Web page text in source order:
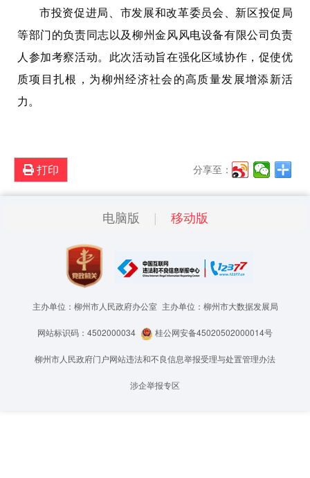
市投资促进局、市发展和改革委员会、新区投促局
等部门的负责同志以及柳州金风风电设备有限公司负责
人参加考察活动。此次活动旨在强化区域协作，促使优
质项目扎根，为柳州经济社会的高质量发展增添新活
力。
打印 分享至：
电脑版 移动版
主办单位：柳州市人民政府办公室 主办单位：柳州市大数据发展局
网站标识码：4502000034 桂公网安备45020502000014号
柳州市人民政府门户网站违法和不良信息举报受理与处置管理办法
涉企举报专区